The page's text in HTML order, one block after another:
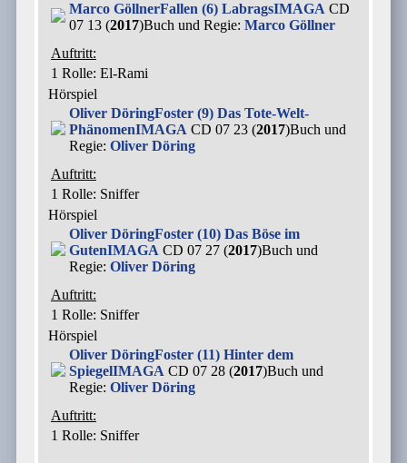
Marco GöllnerFallen (6) LabragsIMAGA CD
07 13 (2017)Buch und Regie: Marco Göllner
Auftritt:
1 Rolle: El-Rami
Hörspiel
Oliver DöringFoster (9) Das Tote-Welt-
PhänomenIMAGA CD 07 23 (2017)Buch und
Regie: Oliver Döring
Auftritt:
1 Rolle: Sniffer
Hörspiel
Oliver DöringFoster (10) Das Böse im
GutenIMAGA CD 07 27 (2017)Buch und
Regie: Oliver Döring
Auftritt:
1 Rolle: Sniffer
Hörspiel
Oliver DöringFoster (11) Hinter dem
SpiegelIMAGA CD 07 28 (2017)Buch und
Regie: Oliver Döring
Auftritt:
1 Rolle: Sniffer